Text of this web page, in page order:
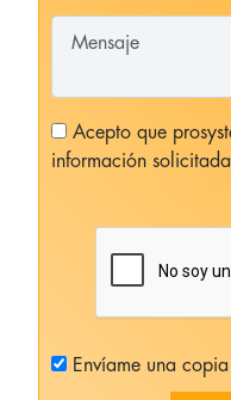
Acepto que
información
Envíame una copia